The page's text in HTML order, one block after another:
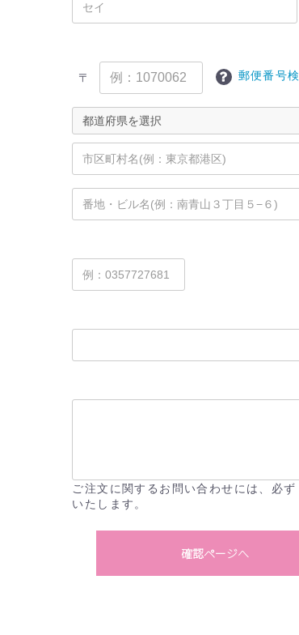
〒 郵便番号
ご注文に関するお問い合わせには、必
いたします。
確認ページへ